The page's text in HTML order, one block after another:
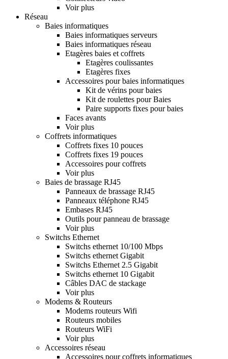
Voir plus
Réseau
Baies informatiques
Baies informatiques serveurs
Baies informatiques réseau
Etagères baies et coffrets
Etagères coulissantes
Etagères fixes
Accessoires pour baies informatiques
Kit de vérins pour baies
Kit de roulettes pour Baies
Paire supports fixes pour baies
Faces avants
Voir plus
Coffrets informatiques
Coffrets fixes 10 pouces
Coffrets fixes 19 pouces
Accessoires pour coffrets
Voir plus
Baies de brassage RJ45
Panneaux de brassage RJ45
Panneaux téléphone RJ45
Embases RJ45
Outils pour panneau de brassage
Voir plus
Switchs Ethernet
Switchs ethernet 10/100 Mbps
Switchs ethernet Gigabit
Switchs Ethernet 2.5 Gigabit
Switchs ethernet 10 Gigabit
Câbles DAC de stackage
Voir plus
Modems & Routeurs
Modems routeurs Wifi
Routeurs mobiles
Routeurs WiFi
Voir plus
Accessoires réseau
Accessoires pour coffrets informatiques